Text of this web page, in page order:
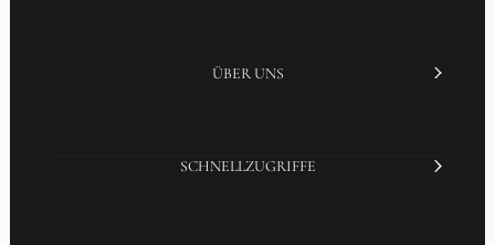
ÜBER UNS
SCHNELLZUGRIFFE